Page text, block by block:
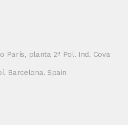
París, planta 2ª Pol. Ind. Cova
Barcelona. Spain